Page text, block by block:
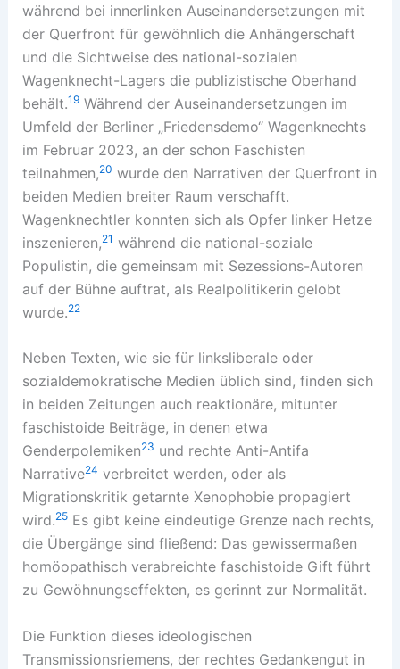
während bei innerlinken Auseinandersetzungen mit
der Querfront für gewöhnlich die Anhängerschaft
und die Sichtweise des national-sozialen
Wagenknecht-Lagers die publizistische Oberhand
behält.19Während der Auseinandersetzungen im
Umfeld der Berliner „Friedensdemo“ Wagenknechts
im Februar 2023, an der schon Faschisten
teilnahmen,20 wurde den Narrativen der Querfront in
beiden Medien breiter Raum verschafft.
Wagenknechtler konnten sich als Opfer linker Hetze
inszenieren,21 während die national-soziale
Populistin, die gemeinsam mit Sezessions-Autoren
auf der Bühne auftrat, als Realpolitikerin gelobt
wurde.22
Neben Texten, wie sie für linksliberale oder
sozialdemokratische Medien üblich sind, finden sich
in beiden Zeitungen auch reaktionäre, mitunter
faschistoide Beiträge, in denen etwa
Genderpolemiken23 und rechte Anti-Antifa
Narrative24 verbreitet werden, oder als
Migrationskritik getarnte Xenophobie propagiert
wird.25Es gibt keine eindeutige Grenze nach rechts,
die Übergänge sind fließend: Das gewissermaßen
homöopathisch verabreichte faschistoide Gift führt
zu Gewöhnungseffekten, es gerinnt zur Normalität.
Die Funktion dieses ideologischen
Transmissionsriemens, der rechtes Gedankengut in